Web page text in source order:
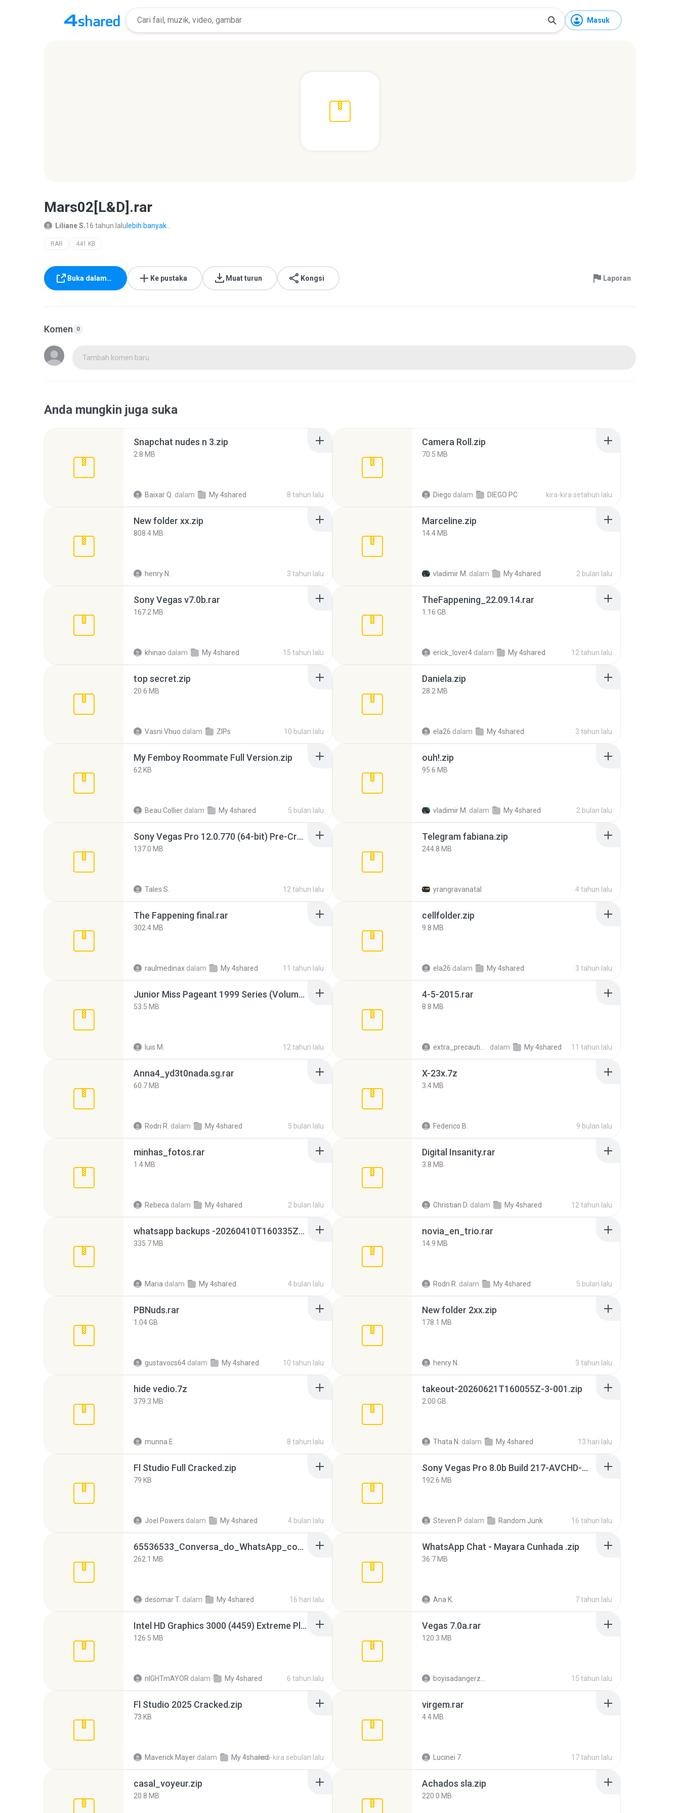
Masuk
Mars02[L&D].rar
Liliane S.16 tahun lalu lebih banyak...
RAR 441 KB
Buka dalam… Ke pustaka Muat turun Kongsi Laporan
Komen 0
Tambah komen baru
Anda mungkin juga suka
Snapchat nudes n 3.zip
2.8 MB
Baixar Q. dalam My 4shared 8 tahun lalu
Camera Roll.zip
70.5 MB
Diego dalam DIEGO PC kira-kira setahun lalu
New folder xx.zip
808.4 MB
henry N. 3 tahun lalu
Marceline.zip
14.4 MB
vladimir M. dalam My 4shared 2 bulan lalu
Sony Vegas v7.0b.rar
167.2 MB
khinao dalam My 4shared 15 tahun lalu
TheFappening_22.09.14.rar
1.16 GB
erick_lover4 dalam My 4shared 12 tahun lalu
top secret.zip
20.6 MB
Vasni Vhuo dalam ZIPs 10 bulan lalu
Daniela.zip
28.2 MB
ela26 dalam My 4shared 3 tahun lalu
My Femboy Roommate Full Version.zip
62 KB
Beau Collier dalam My 4shared 5 bulan lalu
ouh!.zip
95.6 MB
vladimir M. dalam My 4shared 2 bulan lalu
Sony Vegas Pro 12.0.770 (64-bit) Pre-Cracked.zip
137.0 MB
Tales S. 12 tahun lalu
Telegram fabiana.zip
244.8 MB
yrangravanatal 4 tahun lalu
The Fappening final.rar
302.4 MB
raulmedinax dalam My 4shared 11 tahun lalu
cellfolder.zip
9.8 MB
ela26 dalam My 4shared 3 tahun lalu
Junior Miss Pageant 1999 Series (Volume I Part I NC 6).7z
53.5 MB
luis M. 12 tahun lalu
4-5-2015.rar
8.8 MB
dalam My 4shared 11 tahun lalu
Anna4_yd3t0nada.sg.rar
60.7 MB
Rodri R. dalam My 4shared 5 bulan lalu
X-23x.7z
3.4 MB
Federico B. 9 bulan lalu
minhas_fotos.rar
1.4 MB
Rebeca dalam My 4shared 2 bulan lalu
Digital Insanity.rar
3.8 MB
Christian D. dalam My 4shared 12 tahun lalu
whatsapp backups -20260410T160335Z-3-001.zip
335.7 MB
Maria dalam My 4shared 4 bulan lalu
novia_en_trio.rar
14.9 MB
Rodri R. dalam My 4shared 5 bulan lalu
PBNuds.rar
1.04 GB
gustavocs64 dalam My 4shared 10 tahun lalu
New folder 2xx.zip
178.1 MB
henry N. 3 tahun lalu
hide vedio.7z
379.3 MB
munna E. 8 tahun lalu
takeout-20260621T160055Z-3-001.zip
2.00 GB
Thata N. dalam My 4shared 13 hari lalu
Fl Studio Full Cracked.zip
79 KB
Joel Powers dalam My 4shared 4 bulan lalu
Sony Vegas Pro 8.0b Build 217-AVCHD-MPG-AC3 FIXED.7z
192.6 MB
Steven P. dalam Random Junk 16 tahun lalu
65536533_Conversa_do_WhatsApp_com_Meu_Esposo.zip
262.1 MB
desomar T. dalam My 4shared 16 hari lalu
WhatsApp Chat - Mayara Cunhada .zip
36.7 MB
Ana K. 7 tahun lalu
Intel HD Graphics 3000 (4459) Extreme Plus 2.0.zip
126.5 MB
nIGHTmAYOR dalam My 4shared 6 tahun lalu
Vegas 7.0a.rar
120.3 MB
15 tahun lalu
Fl Studio 2025 Cracked.zip
73 KB
Maverick Mayer dalam My 4sharedkira-kira sebulan lalu
virgem.rar
4.4 MB
Lucinei 7. 17 tahun lalu
casal_voyeur.zip
20.8 MB
Achados sla.zip
220.0 MB